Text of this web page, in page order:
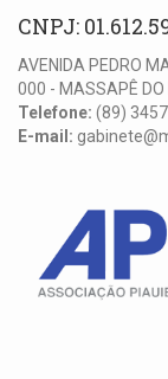
CNPJ:
AVENIDA PEDRO
000 - MASSAPÊ DO
Telefone: (89)
E-mail: